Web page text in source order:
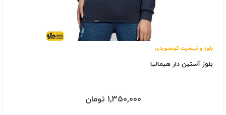
بلوز و تیشرت کوهنوردی
بلوز آستین دار هیمالیا
1,350,000 تومان